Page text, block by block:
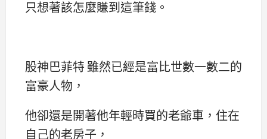
只想著該怎麼賺到這筆錢。
股神巴菲特 雖然已經是富比世數一數二的
富豪人物，
他卻還是開著他年輕時買的老爺車，住在
自己的老房子，